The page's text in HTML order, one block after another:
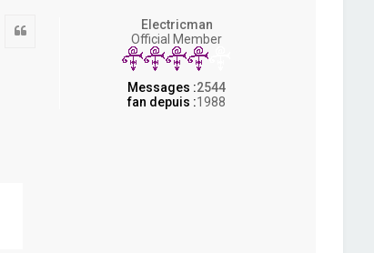
Electricman
Official Member
Messages :2544
fan depuis :1988